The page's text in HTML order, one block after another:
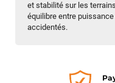
et stabilité sur les
équilibre entre
accidentés.